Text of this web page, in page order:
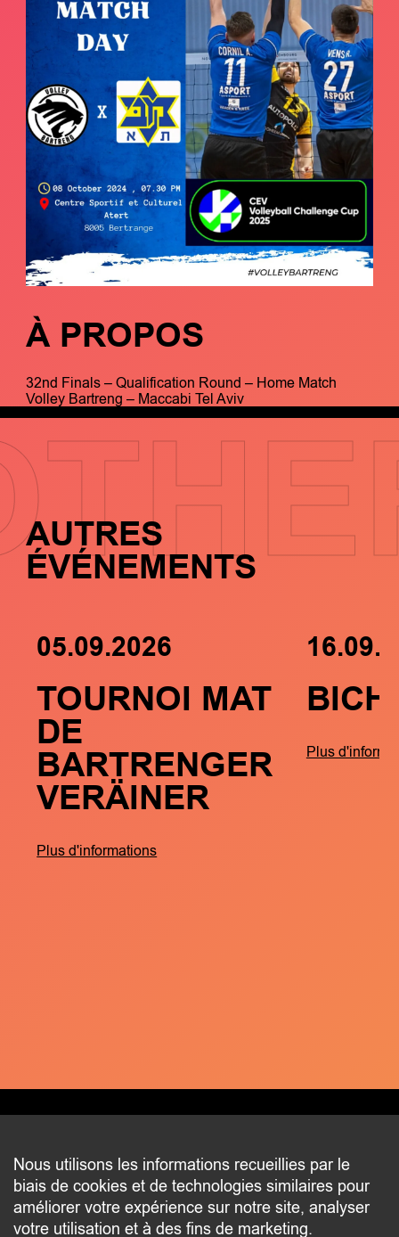
À PROPOS
32nd Finals – Qualification Round – Home Match
Volley Bartreng – Maccabi Tel Aviv
AUTRES
ÉVÉNEMENTS
05.09.2026
TOURNOI MAT
DE
BARTRENGER
VERÄINER
Plus d'informations
Plus
CONTACT
2 beim Schlass
L-8058 Bertrange
Nous utilisons les informations recueillies par le
biais de cookies et de technologies similaires pour
améliorer votre expérience sur notre site, analyser
votre utilisation et à des fins de marketing.